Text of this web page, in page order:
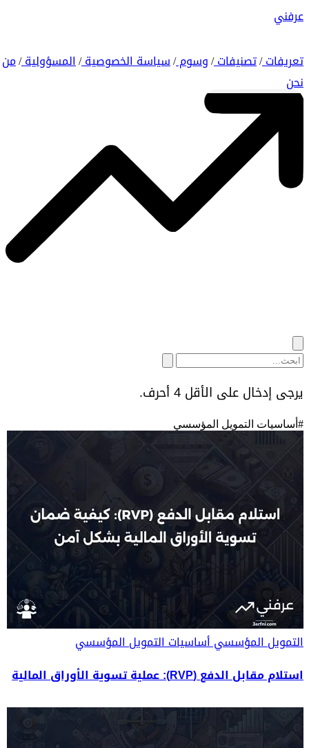
عرفني
تعريفات/ تصنيفات/ وسوم/ سياسة الخصوصية/ المسؤولية/ من
نحن
يرجى إدخال على الأقل 4 أحرف.
# أساسيات التمويل المؤسسي
التمويل المؤسسيأساسيات التمويل المؤسسي
استلام مقابل الدفع (RVP): عملية تسوية الأوراق المالية